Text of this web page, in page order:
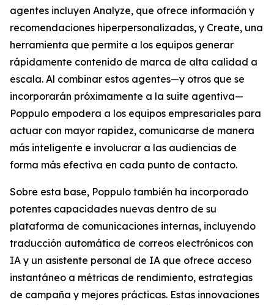
agentes incluyen Analyze, que ofrece información y
recomendaciones hiperpersonalizadas, y Create, una
herramienta que permite a los equipos generar
rápidamente contenido de marca de alta calidad a
escala. Al combinar estos agentes—y otros que se
incorporarán próximamente a la suite agentiva—
Poppulo empodera a los equipos empresariales para
actuar con mayor rapidez, comunicarse de manera
más inteligente e involucrar a las audiencias de
forma más efectiva en cada punto de contacto.
Sobre esta base, Poppulo también ha incorporado
potentes capacidades nuevas dentro de su
plataforma de comunicaciones internas, incluyendo
traducción automática de correos electrónicos con
IA y un asistente personal de IA que ofrece acceso
instantáneo a métricas de rendimiento, estrategias
de campaña y mejores prácticas. Estas innovaciones